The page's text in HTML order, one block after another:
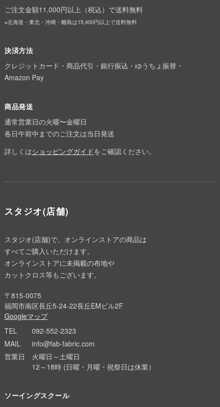
ご注文金額11,000円以上（税込）で送料無料
※北海道・東北・沖縄・離島は15,400円以上で送料無料
決済方法
クレジットカード・商品代引・銀行振込・ゆうちょ振替・
Amazon Pay
商品発送
通常営業日の火曜〜金曜日
各日午前中までのご注文は当日発送
詳しくはショッピングガイドをご確認ください。
スタジオ(店舗)
スタジオ(店舗)で、オンラインストアの商品は
すべてご購入いただけます。
オンラインストアに未掲載の布地や
カットクロス等もございます。
〒815-0075
福岡市南区長丘5-24-22長丘EMビル2F
Googleマップ
TEL
092-552-2323
MAIL
info@fab-fabric.com
営業日
火曜日～土曜日
12～18時 (日曜・月曜・祝祭日は休業）
ソーイングスクール